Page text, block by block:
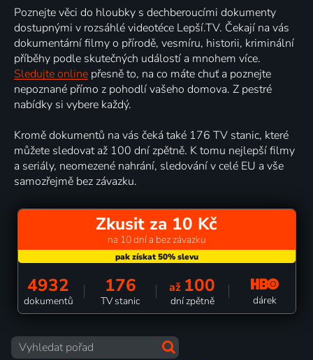
Poznejte věci do hloubky s dechberoucími dokumenty
dostupnými v rozsáhlé videotéce Lepší.TV. Čekají na vás
dokumentární filmy o přírodě, vesmíru, historii, kriminální
příběhy podle skutečných událostí a mnohem více.
Sledujte online přesně to, na co máte chuť a poznejte
nepoznané přímo z pohodlí vašeho domova. Z pestré
nabídky si vybere každý.
Kromě dokumentů na vás čeká také 176 TV stanic, které
můžete sledovat až 100 dní zpětně. K tomu nejlepší filmy
a seriály, neomezené nahrání, sledování v celé EU a vše
samozřejmě bez závazku.
Zkusit za 10 Kč
na 10 dní a bez závazku
4932
dokumentů
176
TV stanic
až 100
dní zpětně dárek